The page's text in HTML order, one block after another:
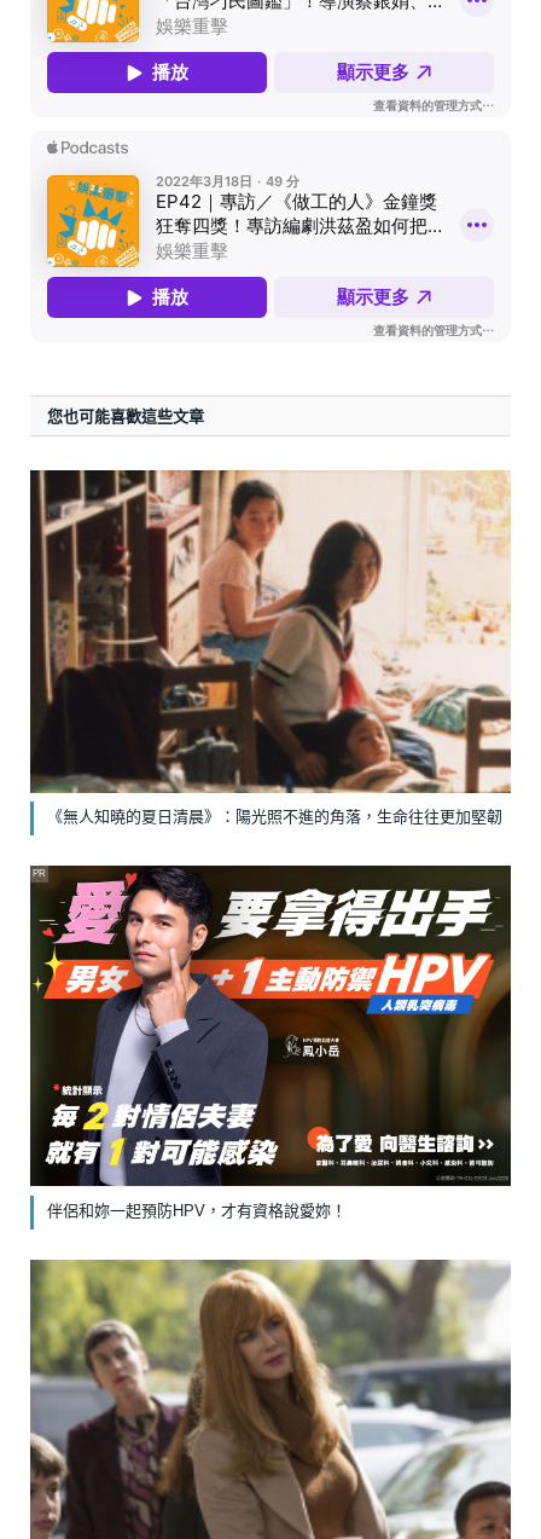
您也可能喜歡這些文章
《無人知曉的夏日清晨》：陽光照不進的角落，生命往往更加堅韌
伴侶和妳一起預防HPV，才有資格說愛妳！
PR